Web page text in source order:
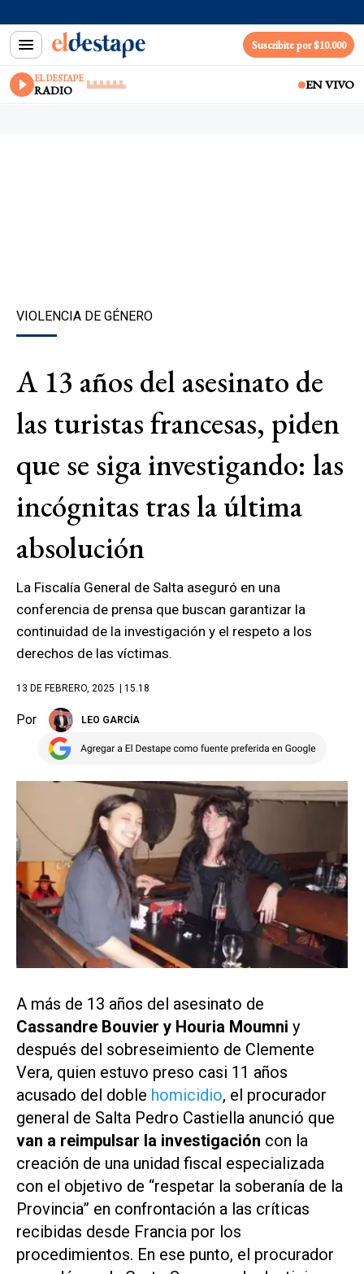
Suscribite por $10.000
EL DESTAPE
RADIO EN VIVO
VIOLENCIA DE GÉNERO
A 13 años del asesinato de
las turistas francesas, piden
que se siga investigando: las
incógnitas tras la última
absolución
La Fiscalía General de Salta aseguró en una
conferencia de prensa que buscan garantizar la
continuidad de la investigación y el respeto a los
derechos de las víctimas.
13 DE FEBRERO, 2025 | 15.18
Por LEO GARCÍA
A más de 13 años del asesinato de
Cassandre Bouvier y Houria Moumni y
después del sobreseimiento de Clemente
Vera, quien estuvo preso casi 11 años
acusado del doble homicidio, el procurador
general de Salta Pedro Castiella anunció que
van a reimpulsar la investigación con la
creación de una unidad fiscal especializada
con el objetivo de “respetar la soberanía de la
Provincia” en confrontación a las críticas
recibidas desde Francia por los
procedimientos. En ese punto, el procurador